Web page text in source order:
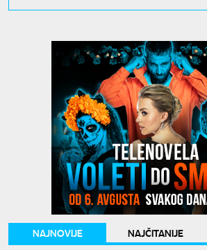
NAJNOVIJE NAJČITANIJE